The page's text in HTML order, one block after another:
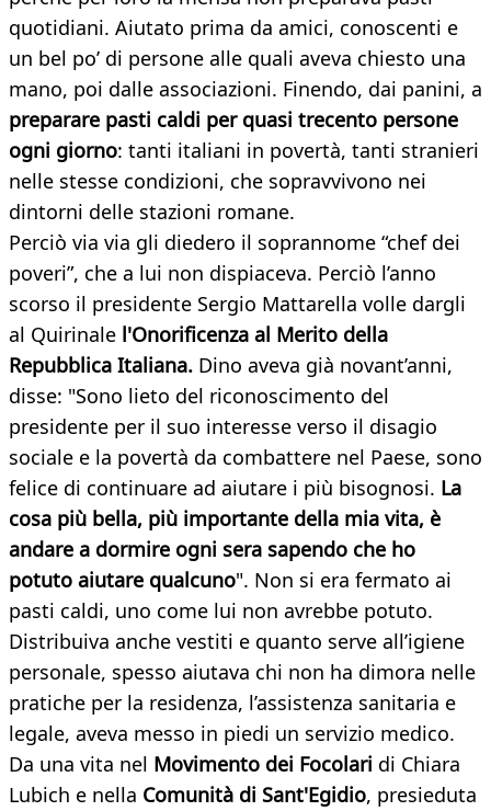
quotidiani. Aiutato prima da amici, conoscenti e
un bel po’ di persone alle quali aveva chiesto una
mano, poi dalle associazioni. Finendo, dai panini, a
preparare pasti caldi per quasi trecento persone
ogni giorno: tanti italiani in povertà, tanti stranieri
nelle stesse condizioni, che sopravvivono nei
dintorni delle stazioni romane.
Perciò via via gli diedero il soprannome “chef dei
poveri”, che a lui non dispiaceva. Perciò l’anno
scorso il presidente Sergio Mattarella volle dargli
al Quirinale l'Onorificenza al Merito della
Repubblica Italiana. Dino aveva già novant’anni,
disse: "Sono lieto del riconoscimento del
presidente per il suo interesse verso il disagio
sociale e la povertà da combattere nel Paese, sono
felice di continuare ad aiutare i più bisognosi. La
cosa più bella, più importante della mia vita, è
andare a dormire ogni sera sapendo che ho
potuto aiutare qualcuno". Non si era fermato ai
pasti caldi, uno come lui non avrebbe potuto.
Distribuiva anche vestiti e quanto serve all’igiene
personale, spesso aiutava chi non ha dimora nelle
pratiche per la residenza, l’assistenza sanitaria e
legale, aveva messo in piedi un servizio medico.
Da una vita nel Movimento dei Focolari di Chiara
Lubich e nella Comunità di Sant'Egidio, presieduta